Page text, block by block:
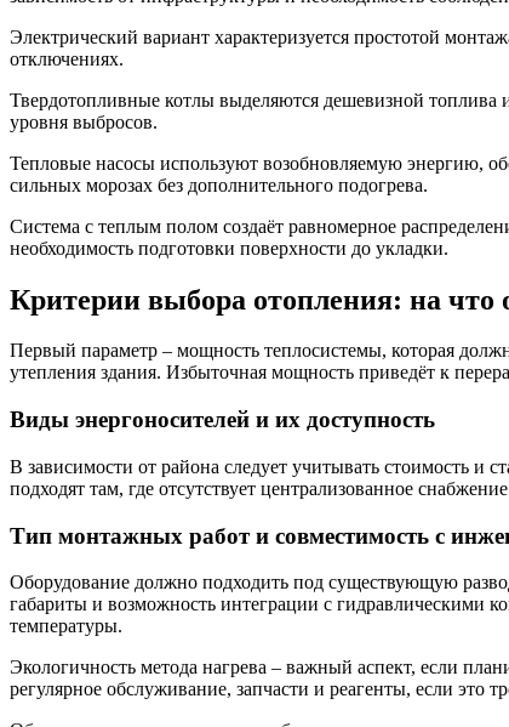
Электрический вариант характеризуется простотой
отключениях.
Твердотопливные котлы выделяются дешевизной топлива
уровня выбросов.
Тепловые насосы используют возобновляемую энергию,
сильных морозах без дополнительного подогрева.
Система с теплым полом создаёт равномерное
необходимость подготовки поверхности до укладки.
Критерии выбора отопления: на что
Первый параметр – мощность теплосистемы, которая
утепления здания. Избыточная мощность приведёт к
Виды энергоносителей и их доступность
В зависимости от района следует учитывать стоимость и
подходят там, где отсутствует централизованное
Тип монтажных работ и совместимость с
Оборудование должно подходить под существующую
габариты и возможность интеграции с гидравлическими
температуры.
Экологичность метода нагрева – важный аспект, если
регулярное обслуживание, запчасти и реагенты, если это